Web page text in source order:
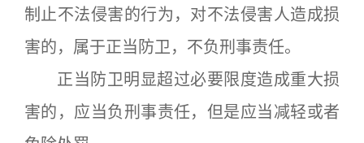
制止不法侵害的行为，对不法侵害人造成损
害的，属于正当防卫，不负刑事责任。
正当防卫明显超过必要限度造成重大损
害的，应当负刑事责任，但是应当减轻或者